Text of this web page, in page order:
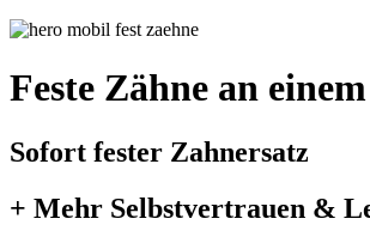
Feste Zähne an
Sofort fester Zahnersatz
+ Mehr Selbstvertrauen &